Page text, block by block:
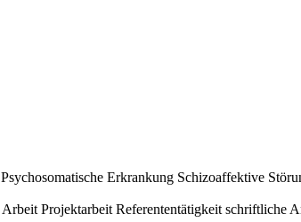
Psychosomatische Erkrankung Schizoaffektive
Arbeit Projektarbeit Referententätigkeit schriftliche